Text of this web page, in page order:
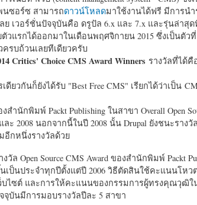
นซอร์ซ สามารถดาวน์โหลดมาใช้งานได้ฟรี มีการน
ย เวอร์ชั่นปัจจุบันคือ ดรูปัล 6.x และ 7.x และรุ่นล่าสุด
ตัวแรกได้ออกมาในเดือนพฤศจิกายน 2015 ซึ่งเป็นตั
ครบถ้วนเลยทีเดียวครับ
Critics' Choice CMS Award Winners รางวัลที่ได้คื
ดียวกันก็ยังได้รับ "Best Free CMS" เรียกได้ว่าเป็น
สำนักพิมพ์ Packt Publishing ในสาขา Overall Open
ะ 2008 นอกจากนี้ในปี 2008 นั้น Drupal ยังชนะรางวั
มอีกหนึ่งรางวัลด้วย
งวัล Open Source CMS Award ของสำนักพิมพ์ Packt
เป็นประจำทุกปีตั้งแต่ปี 2006 วิธีตัดสินใช้คะแนนโหว
บไซต์ และการให้คะแนนของกรรมการผู้ทรงคุณวุฒิใ
จุบันมีการมอบรางวัลปีละ 5 สาขา